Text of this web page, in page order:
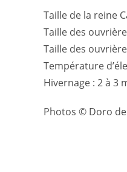
Taille de la reine
Taille des
Taille des
Température
Hivernage : 2 à 3
Photos © Doro